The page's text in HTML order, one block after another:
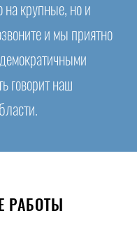
на крупные, но и
и мы приятно
говорит наш
РАБОТЫ